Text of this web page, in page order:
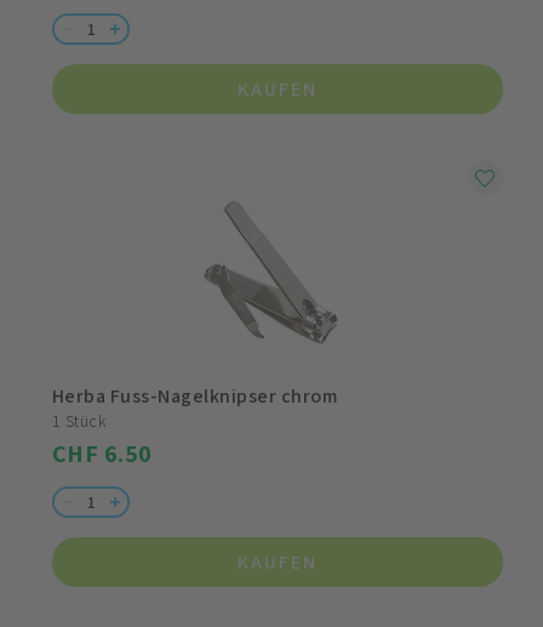
KAUFEN
Herba Fuss-Nagelknipser chrom
1 Stück
CHF 6.50
KAUFEN